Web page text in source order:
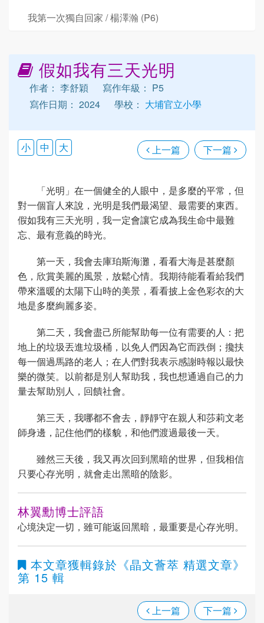
我第一次獨自回家 / 楊澤瀚 (P6)
假如我有三天光明
作者： 李舒穎
寫作年級： P5
寫作日期： 2024
學校： 大埔官立小學
上一篇 下一篇
小 中 大
「光明」在一個健全的人眼中，是多麼的平常，但
對一個盲人來說，光明是我們最渴望、最需要的東西。
假如我有三天光明，我一定會讓它成為我生命中最難
忘、最有意義的時光。
第一天，我會去庫珀斯海灘，看看大海是甚麼顏
色，欣賞美麗的風景，放鬆心情。我期待能看看給我們
帶來溫暖的太陽下山時的美景，看看披上金色彩衣的大
地是多麼絢麗多姿。
第二天，我會盡己所能幫助每一位有需要的人：把
地上的垃圾丟進垃圾桶，以免人們因為它而跌倒；攙扶
每一個過馬路的老人；在人們對我表示感謝時報以最快
樂的微笑。以前都是別人幫助我，我也想通過自己的力
量去幫助別人，回饋社會。
第三天，我哪都不會去，靜靜守在親人和莎莉文老
師身邊，記住他們的樣貌，和他們渡過最後一天。
雖然三天後，我又再次回到黑暗的世界，但我相信
只要心存光明，就會走出黑暗的陰影。
林翼勳博士評語
心境決定一切，雖可能返回黑暗，最重要是心存光明。
本文章獲輯錄於 《晶文薈萃 精選文章》
第 15 輯
上一篇 下一篇